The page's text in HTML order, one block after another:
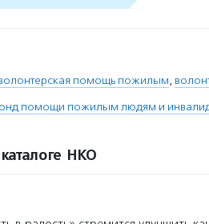
помощь пожилым,
помощи пожилым людям и
НКО